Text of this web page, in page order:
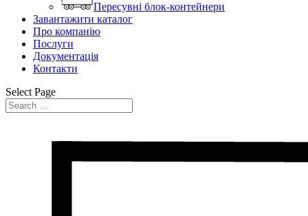
Пересувні блок-контейнери
Завантажити каталог
Про компанію
Послуги
Документація
Контакти
Select Page